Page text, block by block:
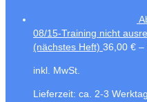
08/15-Training nicht
(nächstes Heft) 36,00 € –
inkl. MwSt.
Lieferzeit: ca. 2-3